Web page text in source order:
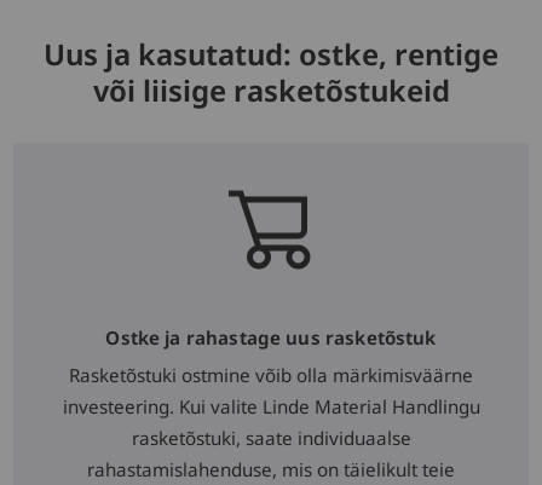
Uus ja kasutatud: ostke, rentige
või liisige rasketõstukeid
Ostke ja rahastage uus rasketõstuk
Rasketõstuki ostmine võib olla märkimisväärne
investeering. Kui valite Linde Material Handlingu
rasketõstuki, saate individuaalse
rahastamislahenduse, mis on täielikult teie